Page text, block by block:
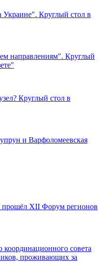
Украине". Круглый стол в
направлениям". Круглый
Круглый стол в
и Варфоломеевская
прошёл XII Форум регионов
координационного совета
проживающих за